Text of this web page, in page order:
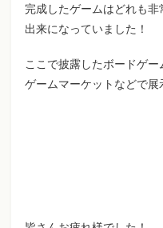
完成したゲームはどれも
出来になっていました！
ここで披露したボードゲ
ゲームマーケットなどで展